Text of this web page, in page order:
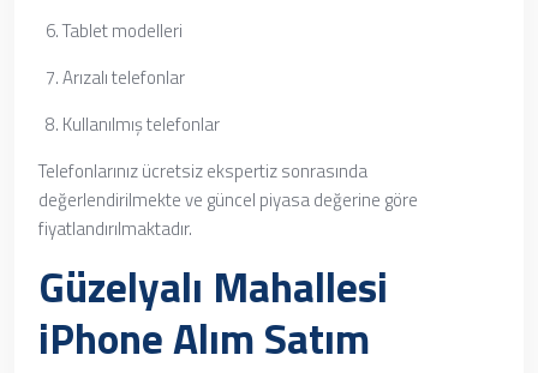
Tablet modelleri
Arızalı telefonlar
Kullanılmış telefonlar
Telefonlarınız ücretsiz ekspertiz sonrasında
değerlendirilmekte ve güncel piyasa değerine göre
fiyatlandırılmaktadır.
Güzelyalı Mahallesi
iPhone Alım Satım